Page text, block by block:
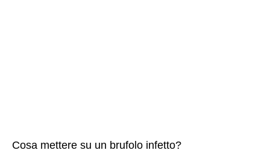
Cosa mettere su un brufolo infetto?